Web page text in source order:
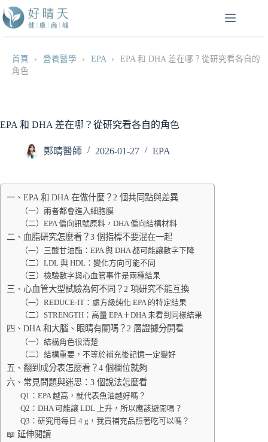
跳
至
首頁 › 營養醫學 › EPA ›
EPA 和 DHA 差在哪？從研究看各自的
角色
EPA 和 DHA 差在哪？從研究看各自的角色
鄭晴醫師 2026-01-27 EPA
一、EPA 和 DHA 在做什麼？2 個共同點與差異
（一）兩者都會進入細胞膜
（二）EPA 偏向訊號原料，DHA 偏向結構材料
二、血脂研究怎麼看？3 個指標不要混在一起
（一）三酸甘油酯：EPA 與 DHA 都可能讓數字下降
（二）LDL 與 HDL：變化方向可能不同
（三）檢驗數字與心血管事件是兩種結果
三、心血管大型試驗為何不同？2 項研究不能互換
（一）REDUCE-IT：處方級純化 EPA 的特定結果
（二）STRENGTH：高量 EPA＋DHA 未看到同樣結果
四、DHA 和大腦、眼睛有關嗎？2 層證據分開看
（一）結構角色很清楚
（二）結構重要，不等於補充後記憶一定變好
五、翻到成分表怎麼看？4 個欄位就夠
六、常見問題與迷思：3 個說法怎麼看
Q1：EPA 越高，就代表魚油越好嗎？
Q2：DHA 可能讓 LDL 上升，所以應該避開嗎？
Q3：研究用每日 4 g，我買補充品照著吃可以嗎？
📖 延伸閱讀